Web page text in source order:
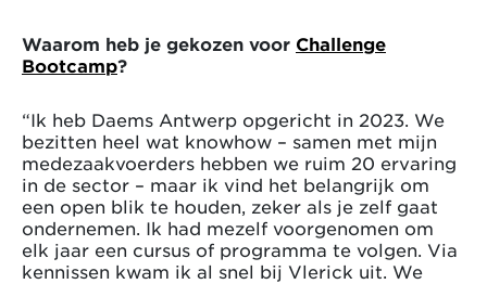
Waarom heb je gekozen voor Challenge
Bootcamp?
“Ik heb Daems Antwerp opgericht in 2023. We
bezitten heel wat knowhow – samen met mijn
medezaakvoerders hebben we ruim 20 ervaring
in de sector – maar ik vind het belangrijk om
een open blik te houden, zeker als je zelf gaat
ondernemen. Ik had mezelf voorgenomen om
elk jaar een cursus of programma te volgen. Via
kennissen kwam ik al snel bij Vlerick uit. We